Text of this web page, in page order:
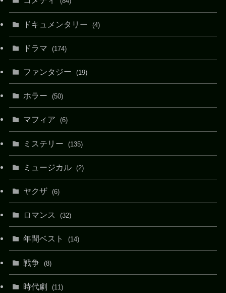
ドキュメンタリー (4)
ドラマ (174)
ファンタジー (19)
ホラー (50)
マフィア (6)
ミステリー (135)
ミュージカル (2)
ヤクザ (6)
ロマンス (32)
年間ベスト (14)
戦争 (8)
時代劇 (11)